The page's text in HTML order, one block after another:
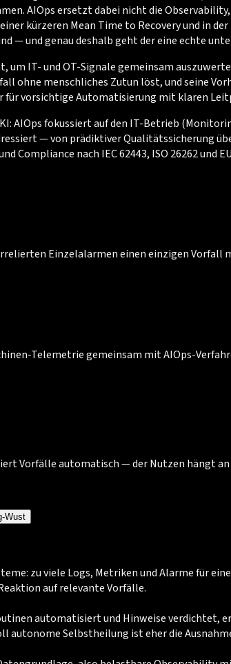
AIOps ersetzt dabei nicht die
kürzeren Mean Time to Recovery und in
— und genau deshalb geht der eine echte
IT- und OT-Signale gemeinsam
ohne menschliches Zutun löst, und seine
für vorsichtige Automatisierung mit klaren
AIOps fokussiert auf den IT-Betrieb
— von prädiktiver Qualitätssicherung
Compliance nach IEC 62443, ISO 26262 und
Einzelalarmen einen einzigen
Telemetrie gemeinsam mit AIOps-
Vorfälle automatisch — der Nutzen hängt
Wust
zu viele Logs, Metriken und Alarme für
auf relevante Vorfälle.
automatisiert und Hinweise
autonome Selbstheilung ist eher die